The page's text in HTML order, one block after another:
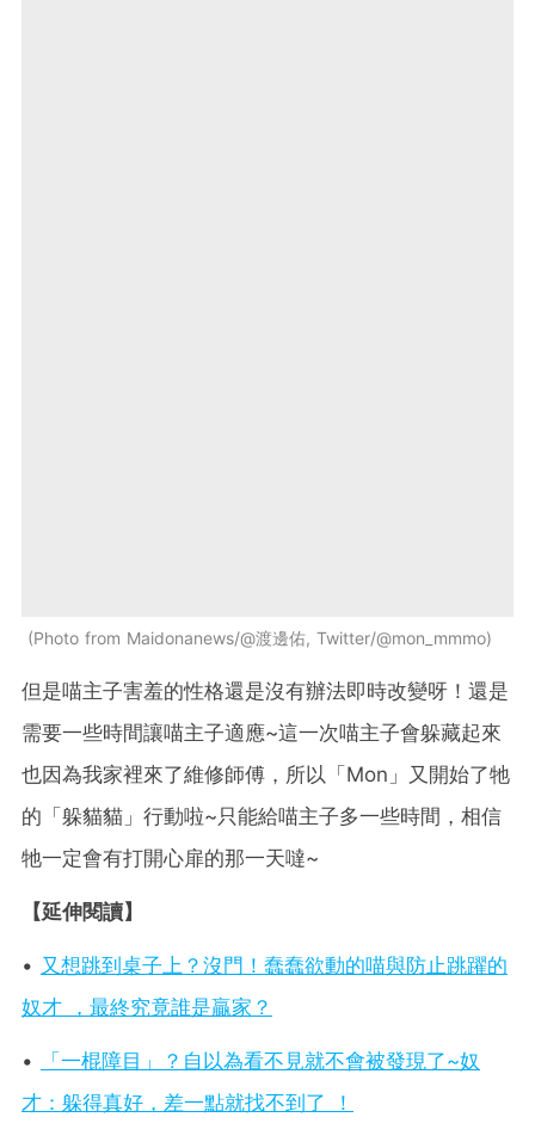
Photo from Maidonanews/@渡邊佑, Twitter/@mon_mmmo
但是喵主子害羞的性格還是沒有辦法即時改變呀！還是
需要一些時間讓喵主子適應~這一次喵主子會躲藏起來
也因為我家裡來了維修師傅，所以「Mon」又開始了牠
的「躲貓貓」行動啦~只能給喵主子多一些時間，相信
牠一定會有打開心扉的那一天噠~
【延伸閱讀】
• 又想跳到桌子上？沒門！蠢蠢欲動的喵與防止跳躍的
奴才 ，最終究竟誰是贏家？
•
「一棍障目」？自以為看不見就不會被發現了~奴
才：躲得真好，差一點就找不到了 ！